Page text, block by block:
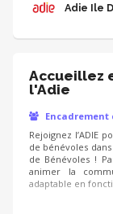
Adie Ile
Accueillez
l'Adie
Encadrement
Rejoignez l’ADIE
de bénévoles
de Bénévoles !
animer la
adaptable en